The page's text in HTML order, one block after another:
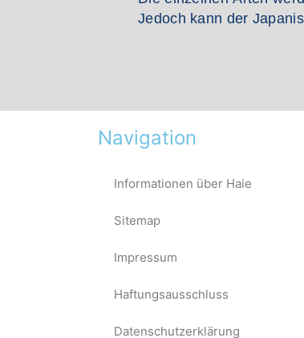
Jedoch kann der
Navigation
Informationen über Haie
Sitemap
Impressum
Haftungsausschluss
Datenschutzerklärung